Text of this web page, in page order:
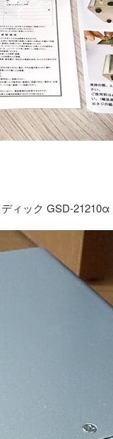
ィック GSD-21210α